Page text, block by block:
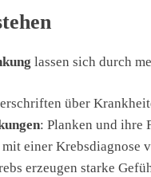
lassen sich durch
über
: Planken und ihre
einer Krebsdiagnose
erzeugen starke